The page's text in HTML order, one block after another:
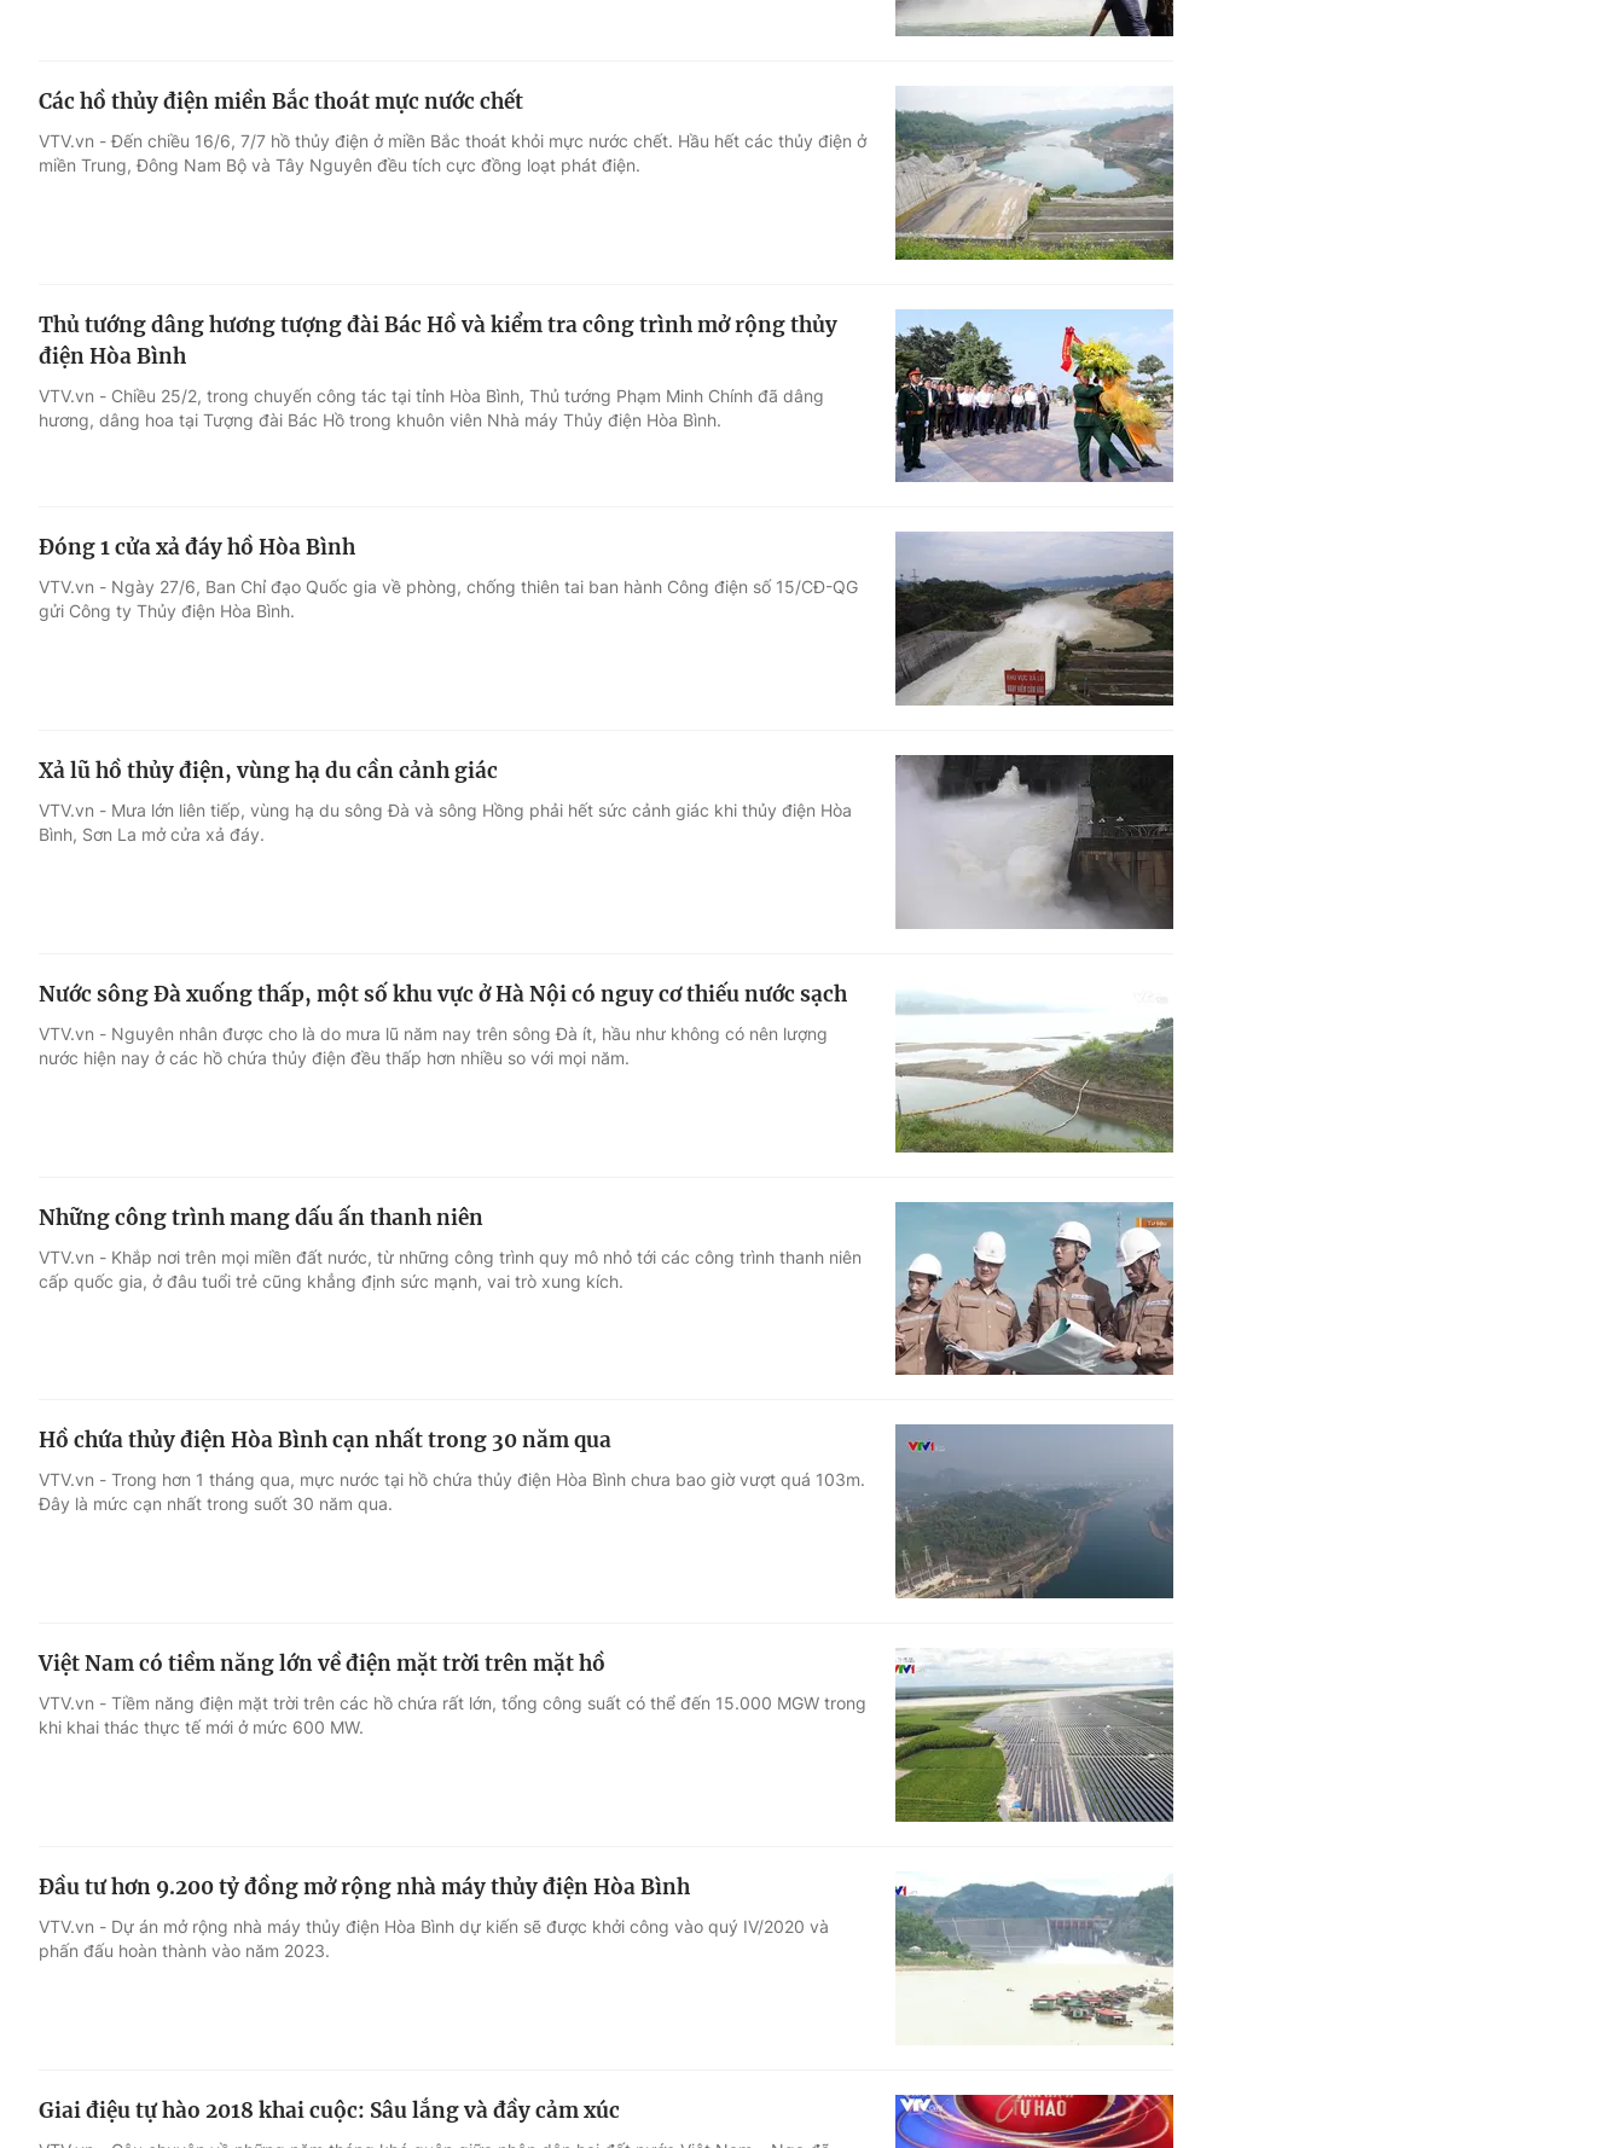
Các hồ thủy điện miền Bắc thoát mực nước chết
VTV.vn - Đến chiều 16/6, 7/7 hồ thủy điện ở miền Bắc thoát khỏi mực nước chết. Hầu hết các thủy điện ở
miền Trung, Đông Nam Bộ và Tây Nguyên đều tích cực đồng loạt phát điện.
Thủ tướng dâng hương tượng đài Bác Hồ và kiểm tra công trình mở rộng thủy
điện Hòa Bình
VTV.vn - Chiều 25/2, trong chuyến công tác tại tỉnh Hòa Bình, Thủ tướng Phạm Minh Chính đã dâng
hương, dâng hoa tại Tượng đài Bác Hồ trong khuôn viên Nhà máy Thủy điện Hòa Bình.
Đóng 1 cửa xả đáy hồ Hòa Bình
VTV.vn - Ngày 27/6, Ban Chỉ đạo Quốc gia về phòng, chống thiên tai ban hành Công điện số 15/CĐ-QG
gửi Công ty Thủy điện Hòa Bình.
Xả lũ hồ thủy điện, vùng hạ du cần cảnh giác
VTV.vn - Mưa lớn liên tiếp, vùng hạ du sông Đà và sông Hồng phải hết sức cảnh giác khi thủy điện Hòa
Bình, Sơn La mở cửa xả đáy.
Nước sông Đà xuống thấp, một số khu vực ở Hà Nội có nguy cơ thiếu nước sạch
VTV.vn - Nguyên nhân được cho là do mưa lũ năm nay trên sông Đà ít, hầu như không có nên lượng
nước hiện nay ở các hồ chứa thủy điện đều thấp hơn nhiều so với mọi năm.
Những công trình mang dấu ấn thanh niên
VTV.vn - Khắp nơi trên mọi miền đất nước, từ những công trình quy mô nhỏ tới các công trình thanh niên
cấp quốc gia, ở đâu tuổi trẻ cũng khẳng định sức mạnh, vai trò xung kích.
Hồ chứa thủy điện Hòa Bình cạn nhất trong 30 năm qua
VTV.vn - Trong hơn 1 tháng qua, mực nước tại hồ chứa thủy điện Hòa Bình chưa bao giờ vượt quá 103m.
Đây là mức cạn nhất trong suốt 30 năm qua.
Việt Nam có tiềm năng lớn về điện mặt trời trên mặt hồ
VTV.vn - Tiềm năng điện mặt trời trên các hồ chứa rất lớn, tổng công suất có thể đến 15.000 MGW trong
khi khai thác thực tế mới ở mức 600 MW.
Đầu tư hơn 9.200 tỷ đồng mở rộng nhà máy thủy điện Hòa Bình
VTV.vn - Dự án mở rộng nhà máy thủy điện Hòa Bình dự kiến sẽ được khởi công vào quý IV/2020 và
phấn đấu hoàn thành vào năm 2023.
Giai điệu tự hào 2018 khai cuộc: Sâu lắng và đầy cảm xúc